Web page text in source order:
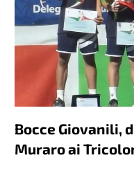
Bocce Giovanili,
Muraro ai